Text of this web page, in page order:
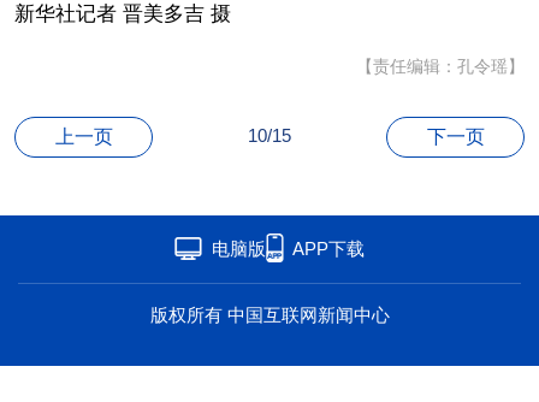
新华社记者 晋美多吉 摄
【责任编辑：孔令瑶】
上一页 10/15 下一页
电脑版 APP下载
版权所有 中国互联网新闻中心